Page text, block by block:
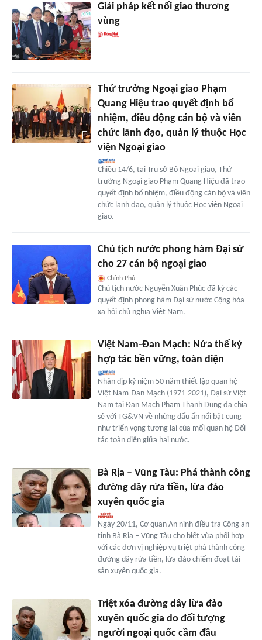
Giải pháp kết nối giao thương
vùng
Thứ trưởng Ngoại giao Phạm
Quang Hiệu trao quyết định bổ
nhiệm, điều động cán bộ và viên
chức lãnh đạo, quản lý thuộc Học
viện Ngoại giao
Chiều 14/6, tại Trụ sở Bộ Ngoại giao, Thứ
trưởng Ngoại giao Phạm Quang Hiệu đã trao
quyết định bổ nhiệm, điều động cán bộ và viên
chức lãnh đạo, quản lý thuộc Học viện Ngoại
giao.
Chủ tịch nước phong hàm Đại sứ
cho 27 cán bộ ngoại giao
Chính Phủ
Chủ tịch nước Nguyễn Xuân Phúc đã ký các
quyết định phong hàm Đại sứ nước Cộng hòa
xã hội chủ nghĩa Việt Nam.
Việt Nam-Đan Mạch: Nửa thế kỷ
hợp tác bền vững, toàn diện
Nhân dịp kỷ niệm 50 năm thiết lập quan hệ
Việt Nam-Đan Mạch (1971-2021), Đại sứ Việt
Nam tại Đan Mạch Phạm Thanh Dũng đã chia
sẻ với TG&VN về những dấu ấn nổi bật cũng
như triển vọng tương lai của mối quan hệ Đối
tác toàn diện giữa hai nước.
Bà Rịa – Vũng Tàu: Phá thành công
đường dây rửa tiền, lừa đảo
xuyên quốc gia
Ngày 20/11, Cơ quan An ninh điều tra Công an
tỉnh Bà Rịa – Vũng Tàu cho biết vừa phối hợp
với các đơn vị nghiệp vụ triệt phá thành công
đường dây rửa tiền, lừa đảo chiếm đoạt tài
sản xuyên quốc gia.
Triệt xóa đường dây lừa đảo
xuyên quốc gia do đối tượng
người ngoại quốc cầm đầu